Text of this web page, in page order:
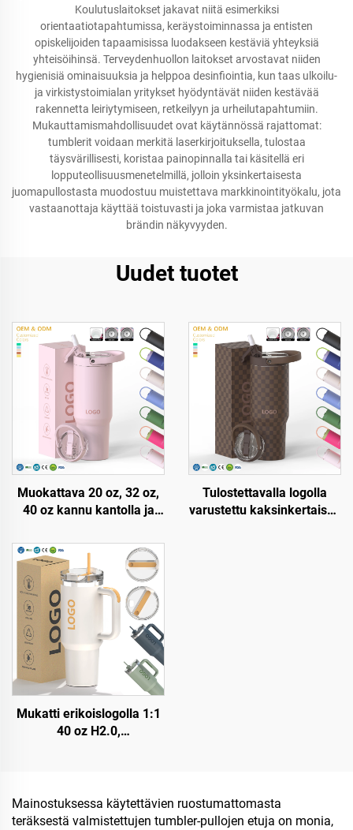
Koulutuslaitokset jakavat niitä esimerkiksi
orientaatiotapahtumissa, keräystoiminnassa ja entisten
opiskelijoiden tapaamisissa luodakseen kestäviä yhteyksiä
yhteisöihinsä. Terveydenhuollon laitokset arvostavat niiden
hygienisiä ominaisuuksia ja helppoa desinfiointia, kun taas ulkoilu-
ja virkistystoimialan yritykset hyödyntävät niiden kestävää
rakennetta leiriytymiseen, retkeilyyn ja urheilutapahtumiin.
Mukauttamismahdollisuudet ovat käytännössä rajattomat:
tumblerit voidaan merkitä laserkirjoituksella, tulostaa
täysvärillisesti, koristaa painopinnalla tai käsitellä eri
lopputeollisuusmenetelmillä, jolloin yksinkertaisesta
juomapullostasta muodostuu muistettava markkinointityökalu, jota
vastaanottaja käyttää toistuvasti ja joka varmistaa jatkuvan
brändin näkyvyyden.
Uudet tuotet
Muokattava 20 oz, 32 oz,
40 oz kannu kantolla ja
terästä, tyhjiöeristetty,
uudelleenkäytettävä
kannu kääntyvällä
pajullisella kantokahvalla
Tulostettavalla logolla
varustettu kaksinkertaisen
Mukatti erikoislogolla 1:1
40 oz H2.0,
arkinpäivään ja retkeilyyn
Mainostuksessa käytettävien ruostumattomasta
teräksestä valmistettujen tumbler-pullojen etuja on monia,